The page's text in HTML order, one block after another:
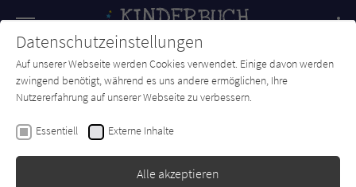
SUCHE Forum Charts Newsletter
Katherine Applegate
Endling - Die Suche beginnt
Erschienen: Februar 2020 Bibliogr. Angaben
Datenschutzeinstellungen
Auf unserer Webseite werden Cookies verwendet. Einige davon werden
zwingend benötigt, während es uns andere ermöglichen, Ihre
Nutzererfahrung auf unserer Webseite zu verbessern.
Essentiell Externe Inhalte
Alle akzeptieren